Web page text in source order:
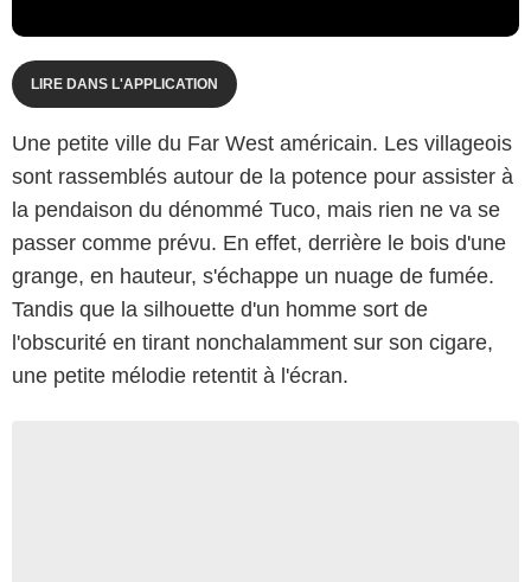
LIRE DANS L'APPLICATION
Une petite ville du Far West américain. Les villageois
sont rassemblés autour de la potence pour assister à
la pendaison du dénommé Tuco, mais rien ne va se
passer comme prévu. En effet, derrière le bois d'une
grange, en hauteur, s'échappe un nuage de fumée.
Tandis que la silhouette d'un homme sort de
l'obscurité en tirant nonchalamment sur son cigare,
une petite mélodie retentit à l'écran.